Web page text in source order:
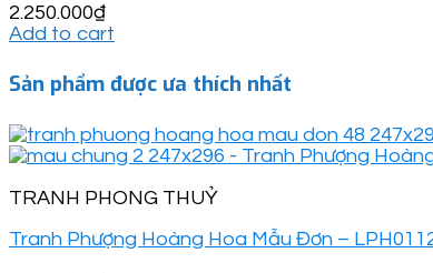
2.250.000₫
Add to cart
Sản phẩm được ưa thích nhất
TRANH PHONG THUỶ
Tranh Phượng Hoàng Hoa Mẫu Đơn –